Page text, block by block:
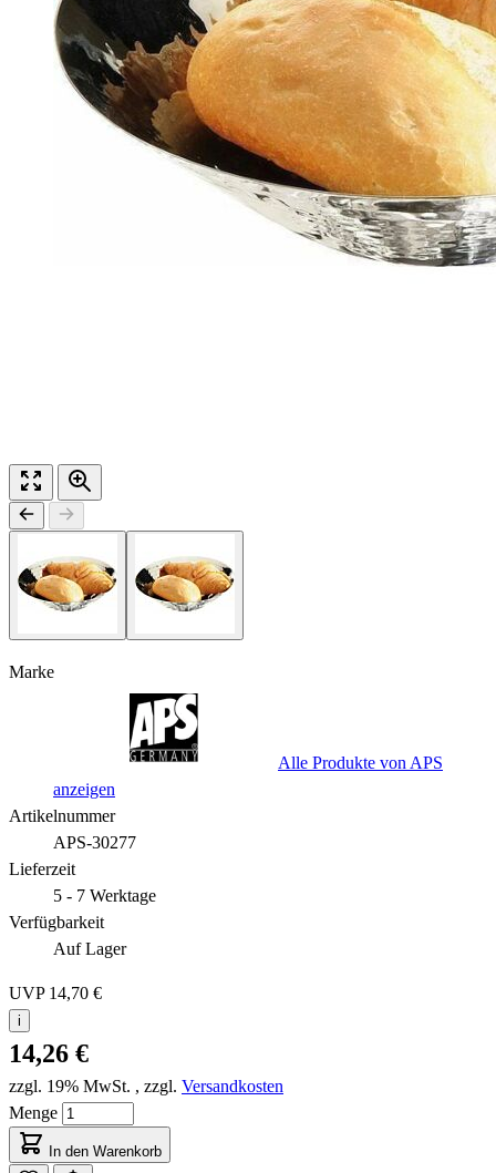
Marke
Alle Produkte von APS
anzeigen
Artikelnummer
APS-30277
Lieferzeit
5 - 7 Werktage
Verfügbarkeit
Auf Lager
UVP 14,70 €
i
14,26 €
zzgl. 19% MwSt. , zzgl. Versandkosten
Menge
In den Warenkorb